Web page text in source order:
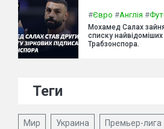
#Євро #Англія #
Мохамед Салах
списку
Трабзонспора.
Теги
Мир Украина Премьер-лига